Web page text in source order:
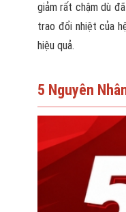
giảm rất chậm dù
trao đổi nhiệt của
hiệu quả.
5 Nguyên